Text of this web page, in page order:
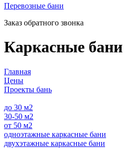
Перевозные бани
Заказ обратного звонка
Каркасные бани
Главная
Цены
Проекты бань
до 30 м2
30-50 м2
от 50 м2
одноэтажные каркасные бани
двухэтажные каркасные бани